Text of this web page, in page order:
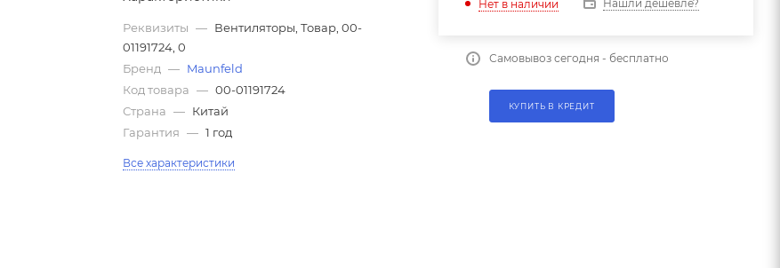
Реквизиты — Вентиляторы, Товар, 00-
01191724, 0
Бренд — Maunfeld
Код товара — 00-01191724
Страна — Китай
Гарантия — 1 год
Все характеристики
Нет в наличии Нашли дешевле?
Самовывоз сегодня - бесплатно
КУПИТЬ В КРЕДИТ